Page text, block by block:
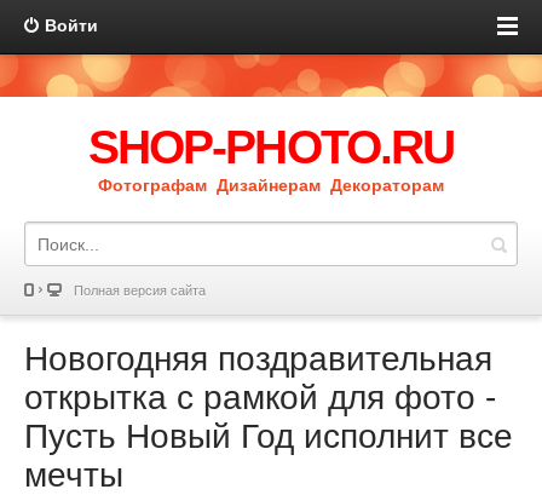
Войти
SHOP-PHOTO.RU
Фотографам Дизайнерам Декораторам
Полная версия сайта
Новогодняя поздравительная
открытка с рамкой для фото -
Пусть Новый Год исполнит все
мечты